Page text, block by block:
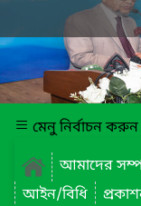
মেনু নির্বাচন করুন
আমাদের
আইন/বিধি